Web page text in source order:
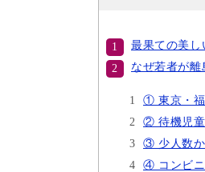
最果ての美し
なぜ若者が
① 東京・福
② 待機児童
③ 少人数か
④ コンビニ